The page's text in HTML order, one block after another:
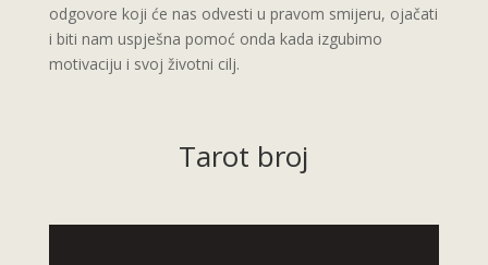
odgovore koji će nas odvesti u pravom smijeru, ojačati
i biti nam uspješna pomoć onda kada izgubimo
motivaciju i svoj životni cilj.
Tarot broj